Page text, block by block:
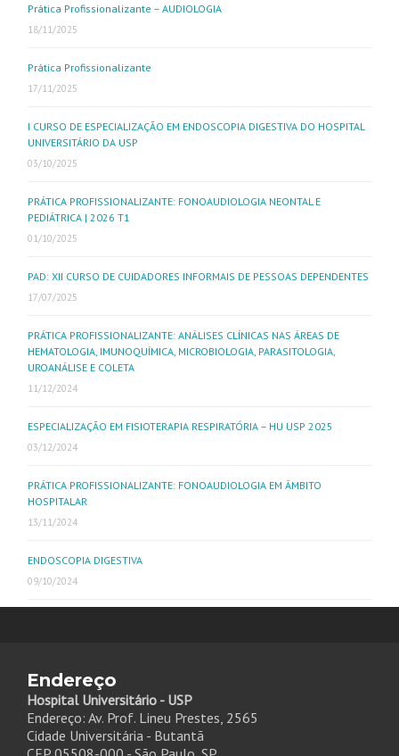
Prática Profissionalizante – AUDIOLOGIA
18/11/2025
Prática Profissionalizante
17/11/2025
I CURSO DE ESPECIALIZAÇÃO EM ENDOSCOPIA DIGESTIVA DO HOSPITAL
UNIVERSITÁRIO DA USP
03/10/2025
PRÁTICA PROFISSIONALIZANTE: FONOAUDIOLOGIA NEONTAL E
PEDIÁTRICA | 2026 T1
01/10/2025
PAD: XII CURSO DE CUIDADORES INFORMAIS DE PESSOAS DEPENDENTES
17/07/2025
PRÁTICA PROFISSIONALIZANTE: ANÁLISES CLÍNICAS NAS ÁREAS DE
HEMATOLOGIA, IMUNOQUÍMICA, MICROBIOLOGIA, PARASITOLOGIA,
UROANÁLISE E COLETA
11/12/2024
ESPECIALIZAÇÃO EM FISIOTERAPIA RESPIRATÓRIA – HU USP 2025
03/12/2024
PRÁTICA PROFISSIONALIZANTE: FONOAUDIOLOGIA EM ÂMBITO
HOSPITALAR
13/11/2024
ENDOSCOPIA DIGESTIVA
09/10/2024
Endereço
Hospital Universitário - USP
Endereço: Av. Prof. Lineu Prestes, 2565
Cidade Universitária - Butantã